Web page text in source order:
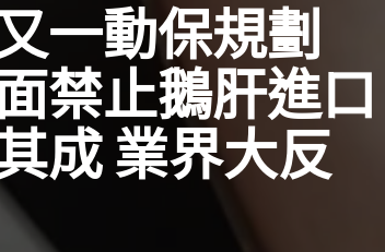
一動保規劃
禁止鵝肝進口
成 業界大反